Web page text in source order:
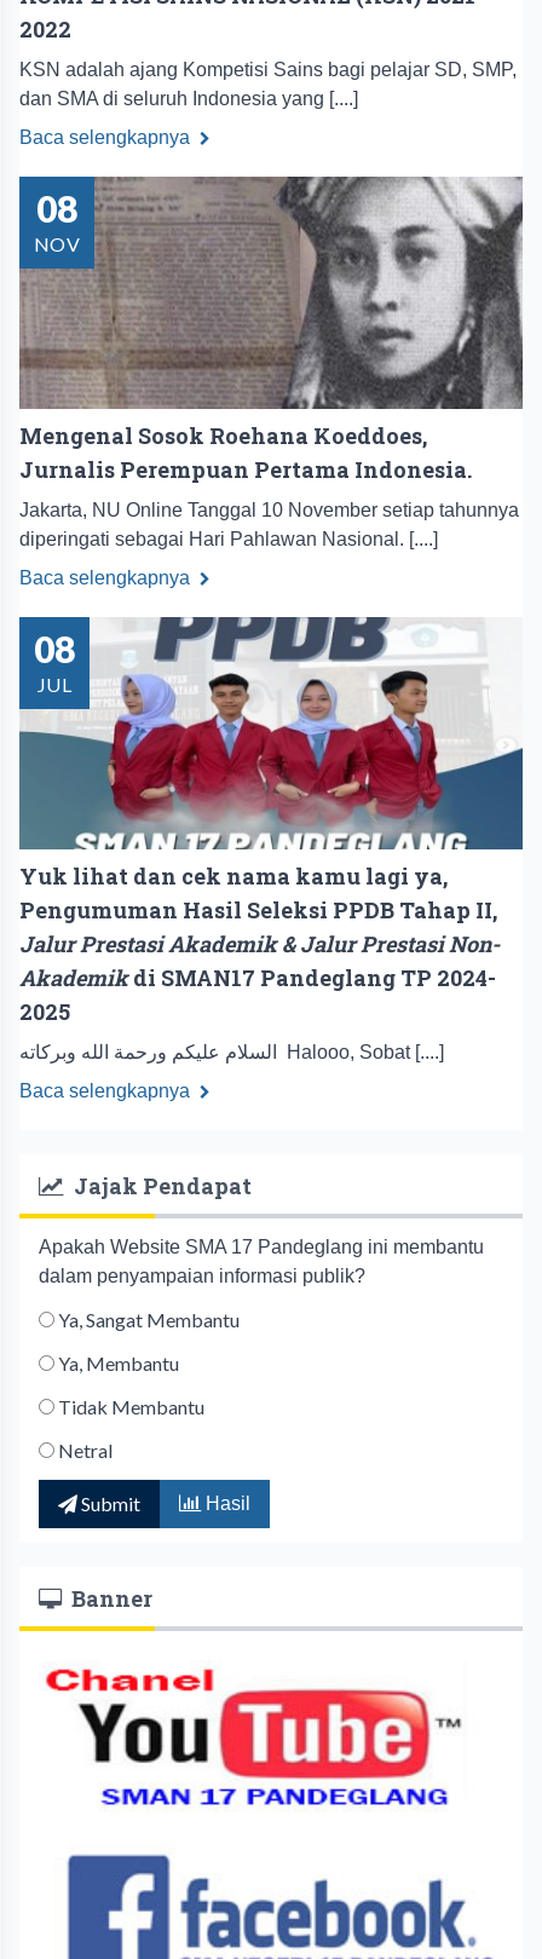
2022
KSN adalah ajang Kompetisi Sains bagi pelajar SD, SMP,
dan SMA di seluruh Indonesia yang [....]
Baca selengkapnya
08
NOV
Mengenal Sosok Roehana Koeddoes,
Jurnalis Perempuan Pertama Indonesia.
Jakarta, NU Online Tanggal 10 November setiap tahunnya
diperingati sebagai Hari Pahlawan Nasional. [....]
Baca selengkapnya
08
JUL
Yuk lihat dan cek nama kamu lagi ya,
Pengumuman Hasil Seleksi PPDB Tahap II,
Jalur Prestasi Akademik & Jalur Prestasi Non-
Akademikdi SMAN17 Pandeglang TP 2024-
2025
السلام عليكم ورحمة الله وبركاته Halooo, Sobat [....]
Baca selengkapnya
Jajak Pendapat
Apakah Website SMA 17 Pandeglang ini membantu
dalam penyampaian informasi publik?
Ya, Sangat Membantu
Ya, Membantu
Tidak Membantu
Netral
Submit Hasil
Banner